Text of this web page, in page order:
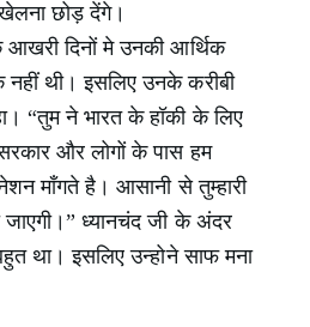
खेलना छोड़ देंगे।
आखरी दिनों मे उनकी आर्थिक
नहीं थी। इसलिए उनके करीबी
“तुम ने भारत के हॉकी के लिए
और लोगों के पास हम
माँगते है। आसानी से तुम्हारी
जाएगी।” ध्यानचंद जी के अंदर
था। इसलिए उन्होने साफ मना